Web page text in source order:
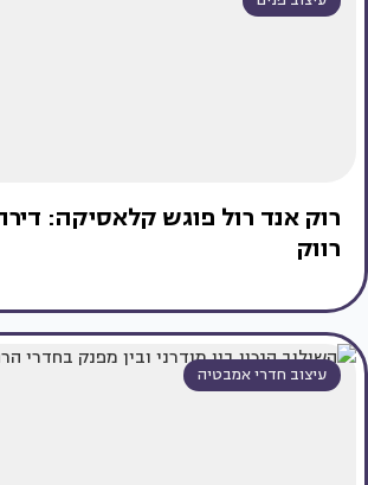
רוק אנד רול פוגש קלאסיקה:
רווק
עיצוב חדרי אמבטיה